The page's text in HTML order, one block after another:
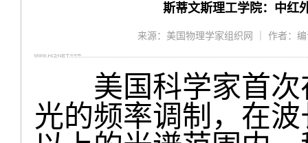
斯蒂文斯理工学院：中红
来源：美国物理学家组织网 ｜ 作者：
美国科学家首次
光的频率调制，在